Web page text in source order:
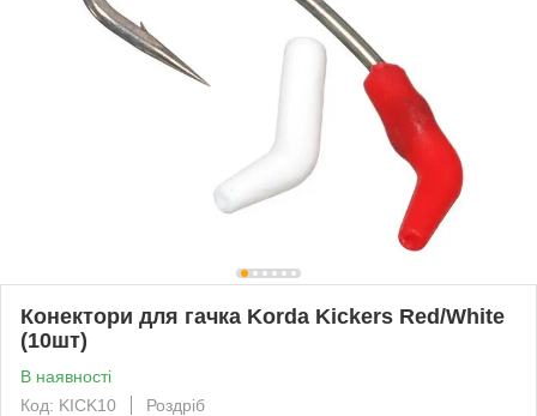
Конектори для гачка Korda Kickers Red/White
(10шт)
В наявності
Код: KICK10
Роздріб